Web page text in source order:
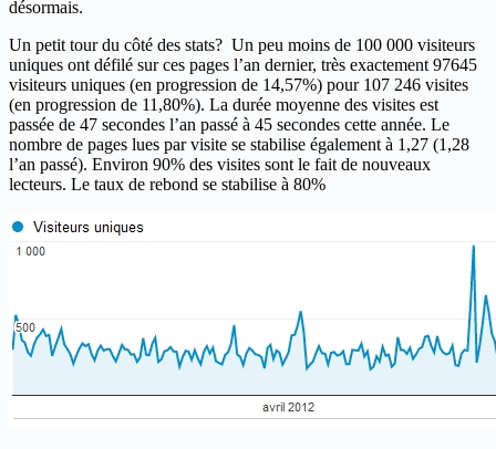
désormais.
Un petit tour du côté des stats? Un peu moins de 100 000 visiteurs
uniques ont défilé sur ces pages l’an dernier, très exactement 97645
visiteurs uniques (en progression de 14,57%) pour 107 246 visites
(en progression de 11,80%). La durée moyenne des visites est
passée de 47 secondes l’an passé à 45 secondes cette année. Le
nombre de pages lues par visite se stabilise également à 1,27 (1,28
l’an passé). Environ 90% des visites sont le fait de nouveaux
lecteurs. Le taux de rebond se stabilise à 80%